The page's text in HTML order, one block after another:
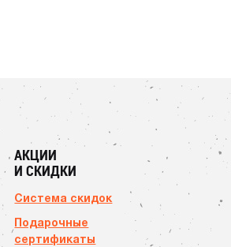
АКЦИИ
И СКИДКИ
Система скидок
Подарочные
сертификаты